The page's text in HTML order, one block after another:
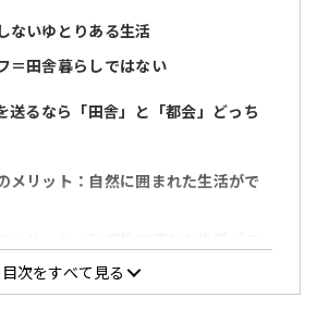
ないゆとりある生活
＝田舎暮らしではない
送るなら「田舎」と「都会」どっち
メリット：自然に囲まれた生活がで
目次をすべて見る